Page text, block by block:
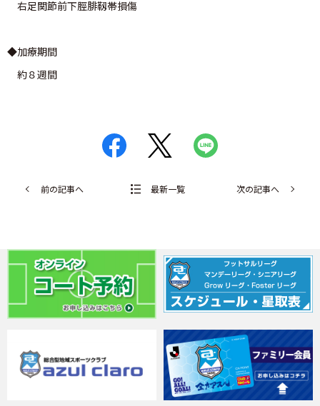
右足関節前下脛腓靱帯損傷
◆加療期間
約８週間
前の記事へ 最新一覧 次の記事へ